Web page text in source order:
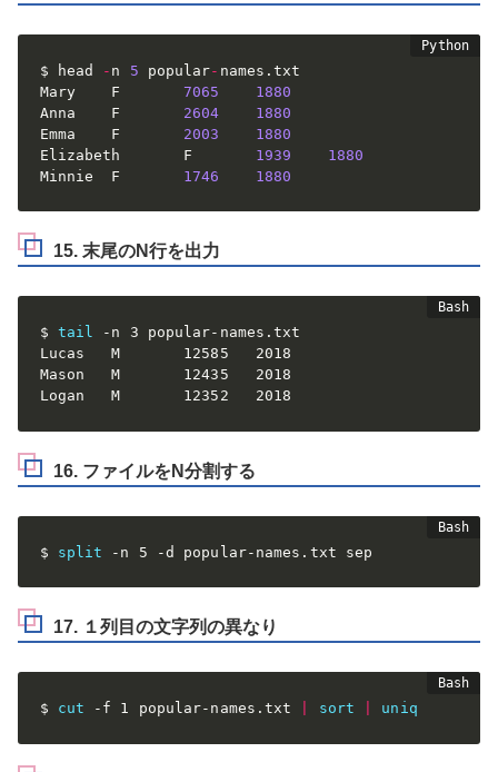
$ head - n 5 popular- names .txt
Mary    F 7065
1880
Anna    F 2604
1880
Emma    F 2003
1880
Elizabeth       F 1939
1880
Minnie  F 1746 1880
15. 末尾のN行を出力
$ tail -n 3 popular-names.txt
Lucas   M       12585   2018
Mason   M       12435   2018
Logan   M       12352   2018
16. ファイルをN分割する
$ split -n 5 -d popular-names.txt sep
17. １列目の文字列の異なり
$ cut -f 1 popular-names.txt sort uniq